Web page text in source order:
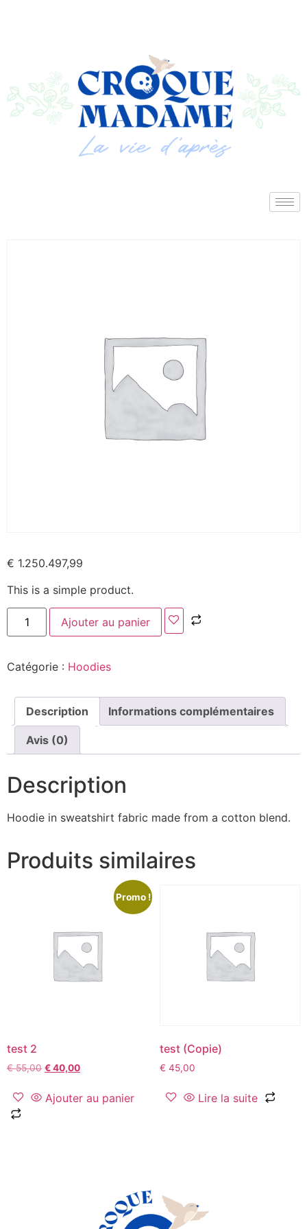
€ 1.250.497,99
This is a simple product.
Ajouter au panier
Catégorie : Hoodies
Description Informations complémentaires
Avis (0)
Description
Hoodie in sweatshirt fabric made from a cotton blend.
Produits similaires
Promo !
test 2
€55,00 €40,00
Ajouter au panier
test (Copie)
€ 45,00
Lire la suite